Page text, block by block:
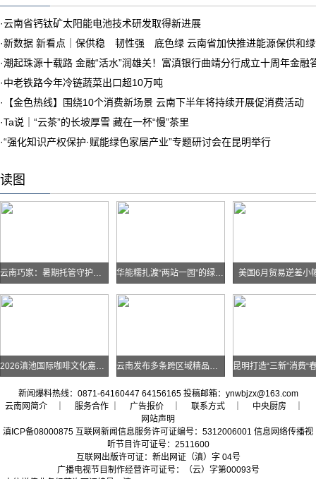
·云南省钙钛矿太阳能电池技术研发取得新进展
·新数据 新看点｜保供稳 韧性强 底色绿 云南省加快推进能源保供和
·潮起珠源十载路 金融“活水”润雄关！富滇银行曲靖分行成立十周年金融
·中老铁路今年冷链蔬菜出口超10万吨
·
【金色热线】围绕10个消费新场景 云南下半年将持续开展促消费活动
·Ta说｜“云茶”的长坡厚雪 藏在一杯“慢”茶里
·“强化知识产权保护·赋能绿色家居产业”专题研讨会在昆明举行
读图
云南巧家：暑期托管守护孩子快乐假期 华能糯扎渡“两站一园”的绿色实践 美国6月贸易逆差小
2026滇池国际咖啡文化嘉年华怎么去？最全交通攻略戳进来→ 云南发布多条跨区域精品自驾线路
新闻爆料热线：0871-64160447 64156165 投稿邮箱：ynwbjzx@163.com
云南网简介｜ 服务合作 ｜ 广告报价｜ 联系方式｜ 中央厨房
网站声明
滇ICP备08000875 互联网新闻信息服务许可证编号：5312006001 信息网络传播视
听节目许可证号：2511600
互联网出版许可证：新出网证（滇）字 04号
广播电视节目制作经营许可证号：（云）字第00093号